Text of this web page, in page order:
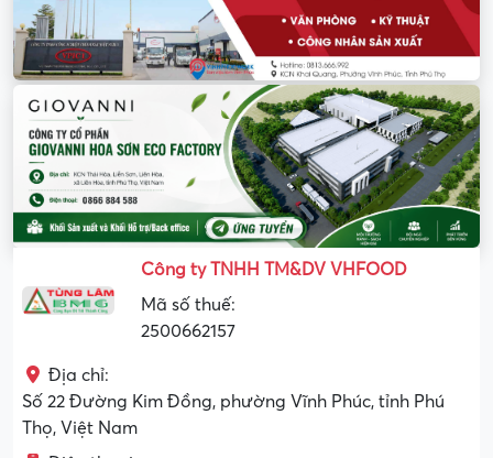
Công ty TNHH TM&DV VHFOOD
Mã số thuế:
2500662157
Địa chỉ:
Số 22 Đường Kim Đồng, phường Vĩnh Phúc, tỉnh Phú
Thọ, Việt Nam